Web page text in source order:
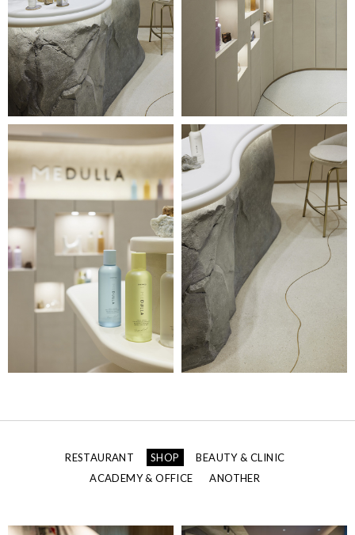
RESTAURANT SHOP
BEAUTY & CLINIC
ACADEMY & OFFICE
ANOTHER